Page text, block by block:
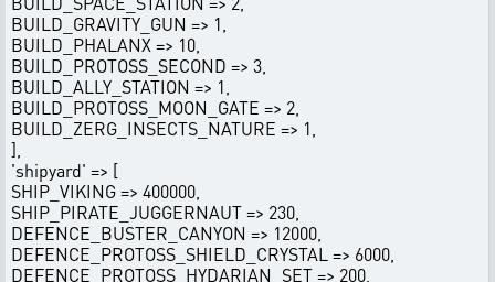
BUILD_GRAVITY_GUN => 1,
BUILD_PHALANX => 10,
BUILD_PROTOSS_SECOND => 3,
BUILD_ALLY_STATION => 1,
BUILD_PROTOSS_MOON_GATE => 2,
BUILD_ZERG_INSECTS_NATURE => 1,
],
'shipyard' => [
SHIP_VIKING => 400000,
SHIP_PIRATE_JUGGERNAUT => 230,
DEFENCE_BUSTER_CANYON => 12000,
DEFENCE_PROTOSS_SHIELD_CRYSTAL => 6000,
DEFENCE_PROTOSS_HYDARIAN_SET => 200,